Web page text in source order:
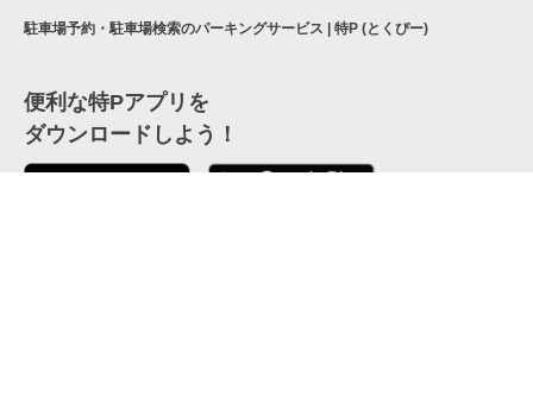
駐車場予約・駐車場検索のパーキングサービス | 特P (とくぴー)
便利な特Pアプリを
ダウンロードしよう！